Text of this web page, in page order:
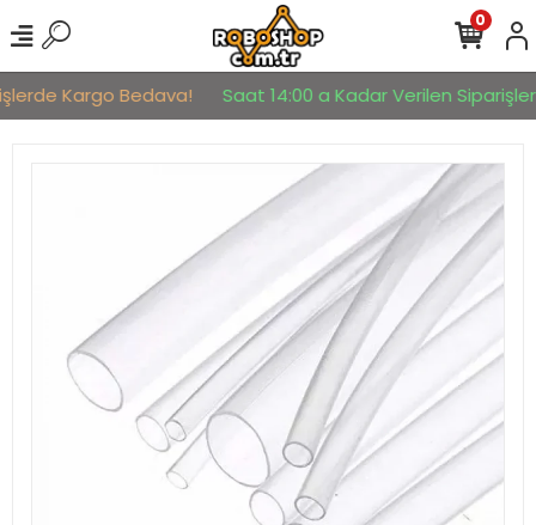
Kargo Bedava! Saat 14:00 a Kadar Verilen Siparişler
0